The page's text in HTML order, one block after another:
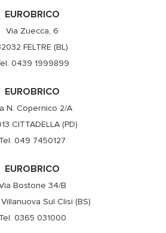
EUROBRICO
Via Zuecca, 6
FELTRE (BL)
0439 1999899
EUROBRICO
N. Copernico 2/A
CITTADELLA (PD)
Tel. 049 7450127
EUROBRICO
Bostone 34/B
Sul Clisi (BS)
Tel. 0365 031000